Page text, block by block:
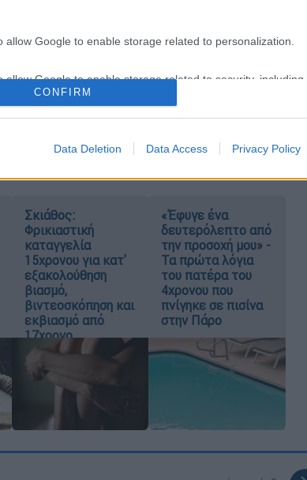
allow Google to enable storage related to personalization.
allow Google to enable storage related to security, including
functionality and fraud prevention, and other user
CONFIRM
Data Deletion Data Access Privacy Policy
υπογράμμισε ο ίδιος, σημειώνοντας
έπειτα από μια συνάντηση με τον
γερμανικών αρχών, όπως καταγράφεται
είδε το dpa, είναι ότι ο Γίγκιτ δεν
με τα παιδιά του γερμανικής
Σκιάθος:
Φρικιαστική
καταγγελία
15χρονου για κατ'
εξακολούθηση
βιασμό,
βιντεοσκόπηση και
εκβιασμό από
17χρονο
«Έφυγε ένα
δευτερόλεπτο από
την προσοχή μου» -
Τα πρώτα λόγια
του πατέρα του
4χρονου που
πνίγηκε σε πισίνα
στην Πάρο